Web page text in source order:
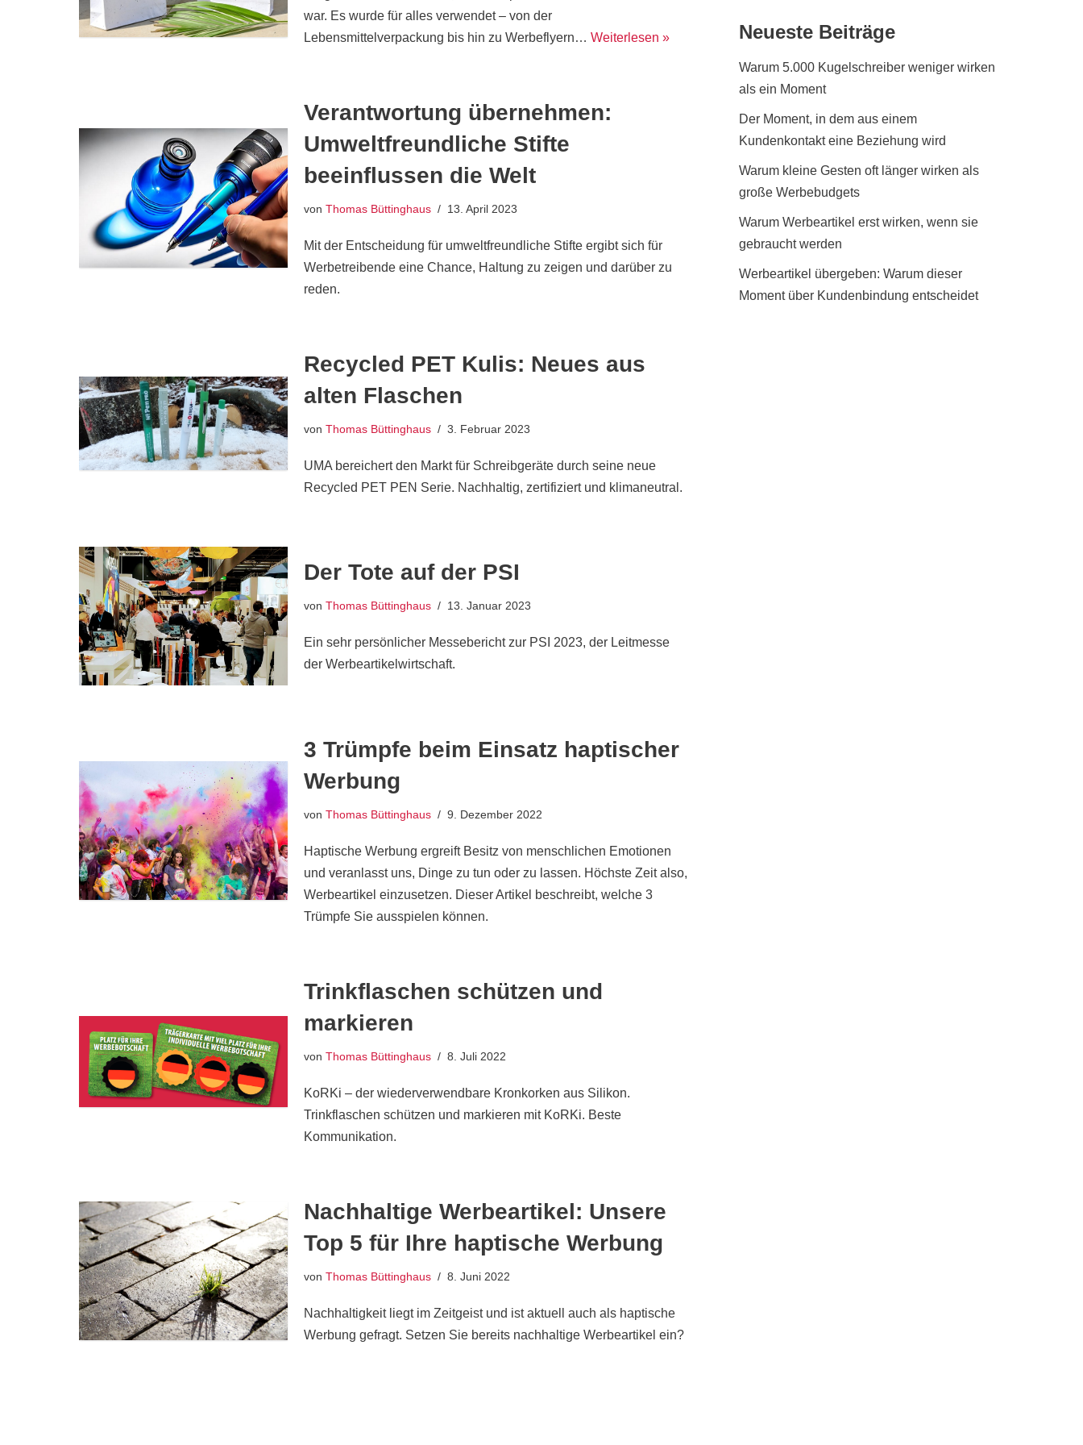
war. Es wurde für alles verwendet – von der
Lebensmittelverpackung bis hin zu Werbeflyern… Weiterlesen »
Verantwortung übernehmen:
Umweltfreundliche Stifte
beeinflussen die Welt
von Thomas Büttinghaus 13. April 2023
Mit der Entscheidung für umweltfreundliche Stifte ergibt sich für
Werbetreibende eine Chance, Haltung zu zeigen und darüber zu
reden.
Recycled PET Kulis: Neues aus
alten Flaschen
von Thomas Büttinghaus 3. Februar 2023
UMA bereichert den Markt für Schreibgeräte durch seine neue
Recycled PET PEN Serie. Nachhaltig, zertifiziert und klimaneutral.
Der Tote auf der PSI
von Thomas Büttinghaus 13. Januar 2023
Ein sehr persönlicher Messebericht zur PSI 2023, der Leitmesse
der Werbeartikelwirtschaft.
3 Trümpfe beim Einsatz haptischer
Werbung
von Thomas Büttinghaus 9. Dezember 2022
Haptische Werbung ergreift Besitz von menschlichen Emotionen
und veranlasst uns, Dinge zu tun oder zu lassen. Höchste Zeit also,
Werbeartikel einzusetzen. Dieser Artikel beschreibt, welche 3
Trümpfe Sie ausspielen können.
Trinkflaschen schützen und
markieren
von Thomas Büttinghaus 8. Juli 2022
KoRKi – der wiederverwendbare Kronkorken aus Silikon.
Trinkflaschen schützen und markieren mit KoRKi. Beste
Kommunikation.
Nachhaltige Werbeartikel: Unsere
Top 5 für Ihre haptische Werbung
von Thomas Büttinghaus 8. Juni 2022
Nachhaltigkeit liegt im Zeitgeist und ist aktuell auch als haptische
Werbung gefragt. Setzen Sie bereits nachhaltige Werbeartikel ein?
Neueste Beiträge
Warum 5.000 Kugelschreiber weniger wirken
als ein Moment
Der Moment, in dem aus einem
Kundenkontakt eine Beziehung wird
Warum kleine Gesten oft länger wirken als
große Werbebudgets
Warum Werbeartikel erst wirken, wenn sie
gebraucht werden
Werbeartikel übergeben: Warum dieser
Moment über Kundenbindung entscheidet